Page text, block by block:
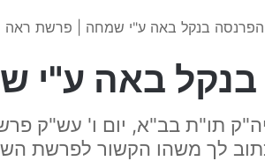
הפרנסה בנקל באה ע"י שמחה | פרשת ראה
באה ע"י
תו"ת בב"א, יום ו' עש"ק
לך משהו הקשור לפרשת